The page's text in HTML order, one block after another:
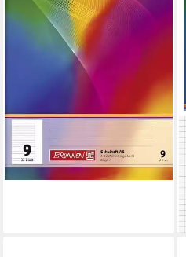
Blatt 104530902
2,97 €
lieferbar - in 3-4 Werktagen bei dir